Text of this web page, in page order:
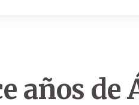
años de